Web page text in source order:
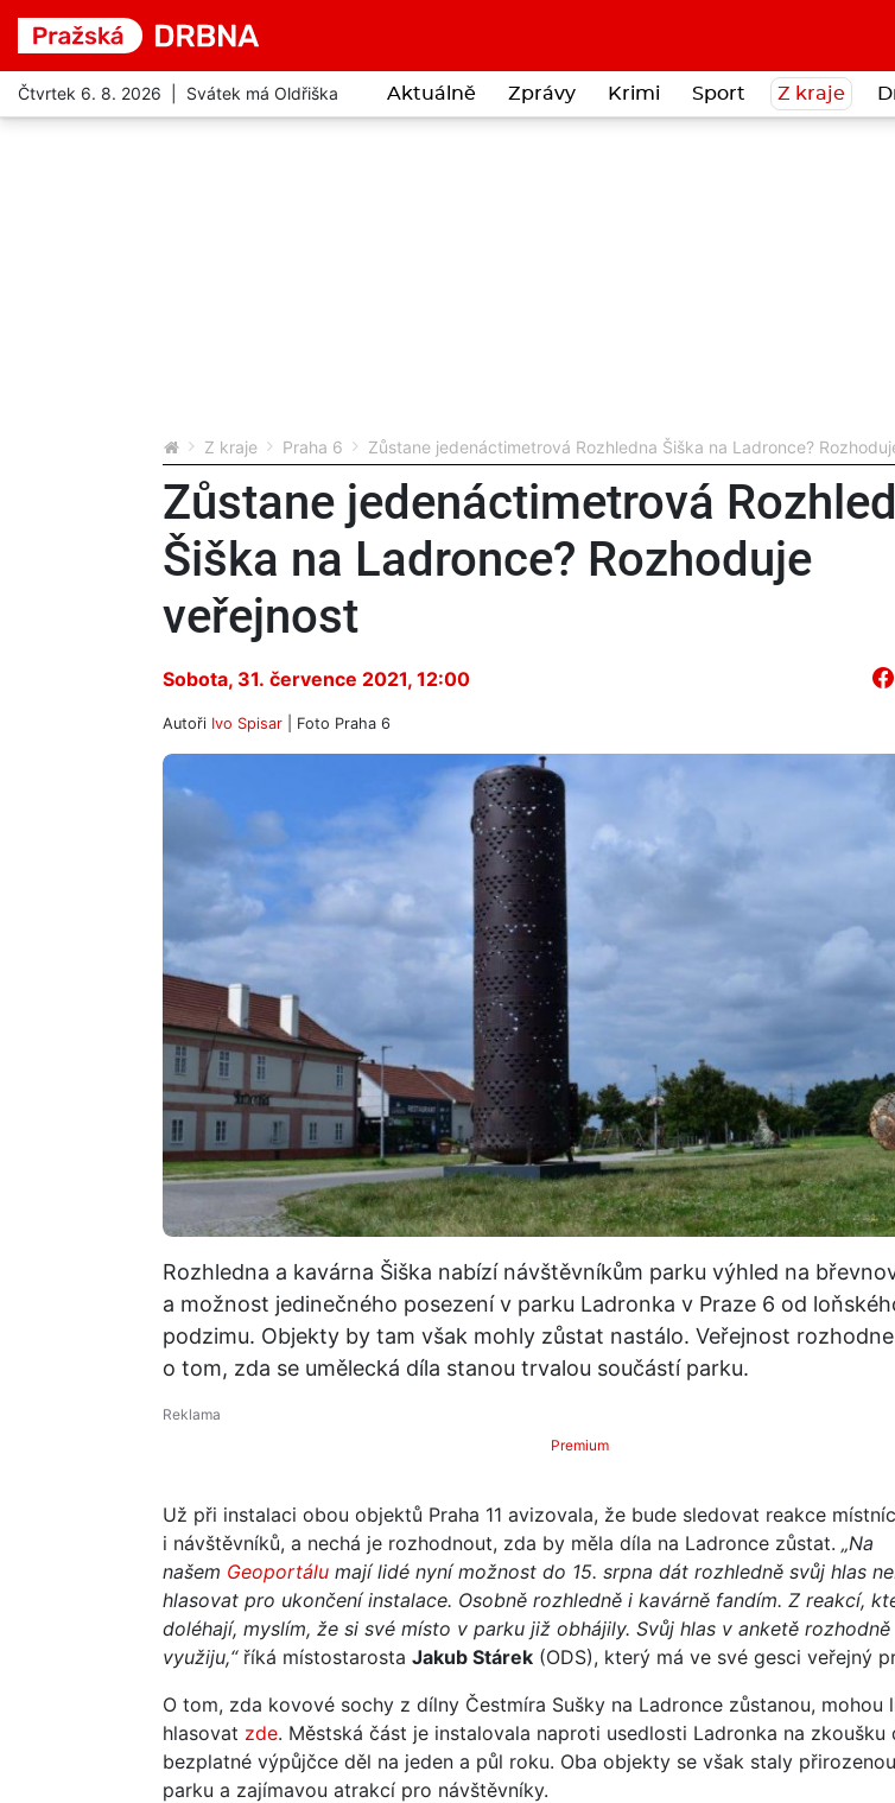
Čtvrtek 6. 8. 2026 | Svátek má Oldřiška Aktuálně Zprávy Krimi Sport Z kraje
Z kraje Praha 6 Zůstane jedenáctimetrová Rozhledna Šiška na Ladronce?
Zůstane jedenáctimetrová
Šiška na Ladronce? Rozhoduje
veřejnost
Sobota, 31. července 2021, 12:00
Autoři Ivo Spisar | Foto Praha 6
Rozhledna a kavárna Šiška nabízí návštěvníkům parku výhled na
a možnost jedinečného posezení v parku Ladronka v Praze 6 od
podzimu. Objekty by tam však mohly zůstat nastálo. Veřejnost
o tom, zda se umělecká díla stanou trvalou součástí parku.
Premium
Už při instalaci obou objektů Praha 11 avizovala, že bude sledovat reakce
i návštěvníků, a nechá je rozhodnout, zda by měla díla na Ladronce zůstat. „Na
našem Geoportálu mají lidé nyní možnost do 15. srpna dát rozhledně svůj hlas
hlasovat pro ukončení instalace. Osobně rozhledně i kavárně fandím. Z reakcí,
doléhají, myslím, že si své místo v parku již obhájily. Svůj hlas v anketě rozhodně
využiju,“říká místostarosta Jakub Stárek (ODS), který má ve své gesci veřejný
O tom, zda kovové sochy z dílny Čestmíra Sušky na Ladronce zůstanou, mohou
hlasovat zde. Městská část je instalovala naproti usedlosti Ladronka na zkoušku
bezplatné výpůjčce děl na jeden a půl roku. Oba objekty se však staly
parku a zajímavou atrakcí pro návštěvníky.